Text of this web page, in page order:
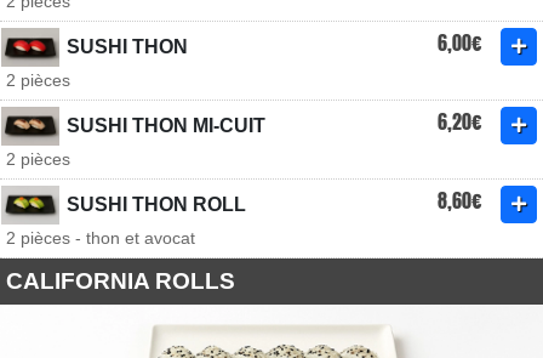
SUSHI THON 6,00€
2 pièces
SUSHI THON MI-CUIT 6,20€
2 pièces
SUSHI THON ROLL 8,60€
2 pièces - thon et avocat
CALIFORNIA ROLLS